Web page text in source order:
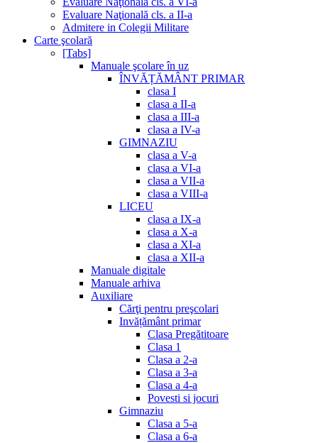
Evaluare Naţională cls. a II-a
Admitere in Colegii Militare
Carte şcolară
[Tabs]
Manuale şcolare în uz
ÎNVĂȚĂMÂNT PRIMAR
clasa I
clasa a II-a
clasa a III-a
clasa a IV-a
GIMNAZIU
clasa a V-a
clasa a VI-a
clasa a VII-a
clasa a VIII-a
LICEU
clasa a IX-a
clasa a X-a
clasa a XI-a
clasa a XII-a
Manuale digitale
Manuale arhiva
Auxiliare
Cărţi pentru preşcolari
Invățământ primar
Clasa Pregătitoare
Clasa 1
Clasa a 2-a
Clasa a 3-a
Clasa a 4-a
Povesti si jocuri
Gimnaziu
Clasa a 5-a
Clasa a 6-a